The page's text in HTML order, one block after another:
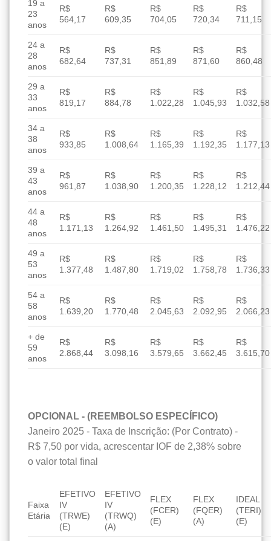
19 a
23
anos
R$
564,17
R$
609,35
R$
704,05
R$
720,34
R$
711,15
24 a
28
anos
R$
682,64
R$
737,31
R$
851,89
R$
871,60
R$
860,48
29 a
33
anos
R$
819,17
R$
884,78
R$
1.022,28
R$
1.045,93
R$
1.032,58
34 a
38
anos
R$
933,85
R$
1.008,64
R$
1.165,39
R$
1.192,35
R$
1.177,13
39 a
43
anos
R$
961,87
R$
1.038,90
R$
1.200,35
R$
1.228,12
R$
1.212,44
44 a
48
anos
R$
1.171,13
R$
1.264,92
R$
1.461,50
R$
1.495,31
R$
1.476,22
49 a
53
anos
R$
1.377,48
R$
1.487,80
R$
1.719,02
R$
1.758,78
R$
1.736,33
54 a
58
anos
R$
1.639,20
R$
1.770,48
R$
2.045,63
R$
2.092,95
R$
2.066,23
+ de
59
anos
R$
2.868,44
R$
3.098,16
R$
3.579,65
R$
3.662,45
R$
3.615,70
OPCIONAL - (REEMBOLSO ESPECÍFICO)
Janeiro 2025 - Taxa de Inscrição: (Por Contrato) -
R$ 7,50 por vida, acrescentar IOF de 2,38% sobre
o valor total final
Faixa
Etária
EFETIVO
IV
(TRWE)
(E)
EFETIVO
IV
(TRWQ)
(A)
FLEX
(FCER)
(E)
FLEX
(FQER)
(A)
IDEAL
(TERI)
(E)